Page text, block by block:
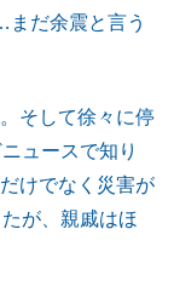
だ余震と言う
そして徐々に停
ュースで知り
けでなく災害が
が、親戚はほ